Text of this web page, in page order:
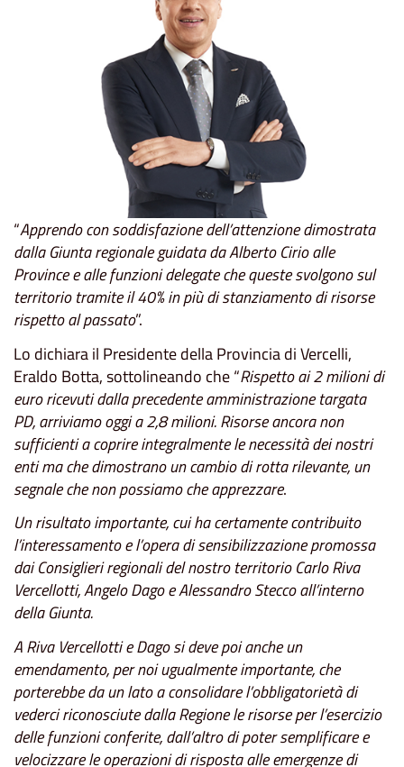
“Apprendo con soddisfazione dell’attenzione dimostrata
dalla Giunta regionale guidata da Alberto Cirio alle
Province e alle funzioni delegate che queste svolgono sul
territorio tramite il 40% in più di stanziamento di risorse
rispetto al passato”.
Lo dichiara il Presidente della Provincia di Vercelli,
Eraldo Botta, sottolineando che “Rispetto ai 2 milioni di
euro ricevuti dalla precedente amministrazione targata
PD, arriviamo oggi a 2,8 milioni. Risorse ancora non
sufficienti a coprire integralmente le necessità dei nostri
enti ma che dimostrano un cambio di rotta rilevante, un
segnale che non possiamo che apprezzare.
Un risultato importante, cui ha certamente contribuito
l’interessamento e l’opera di sensibilizzazione promossa
dai Consiglieri regionali del nostro territorio Carlo Riva
Vercellotti, Angelo Dago e Alessandro Stecco all’interno
della Giunta.
A Riva Vercellotti e Dago si deve poi anche un
emendamento, per noi ugualmente importante, che
porterebbe da un lato a consolidare l’obbligatorietà di
vederci riconosciute dalla Regione le risorse per l’esercizio
delle funzioni conferite, dall’altro di poter semplificare e
velocizzare le operazioni di risposta alle emergenze di